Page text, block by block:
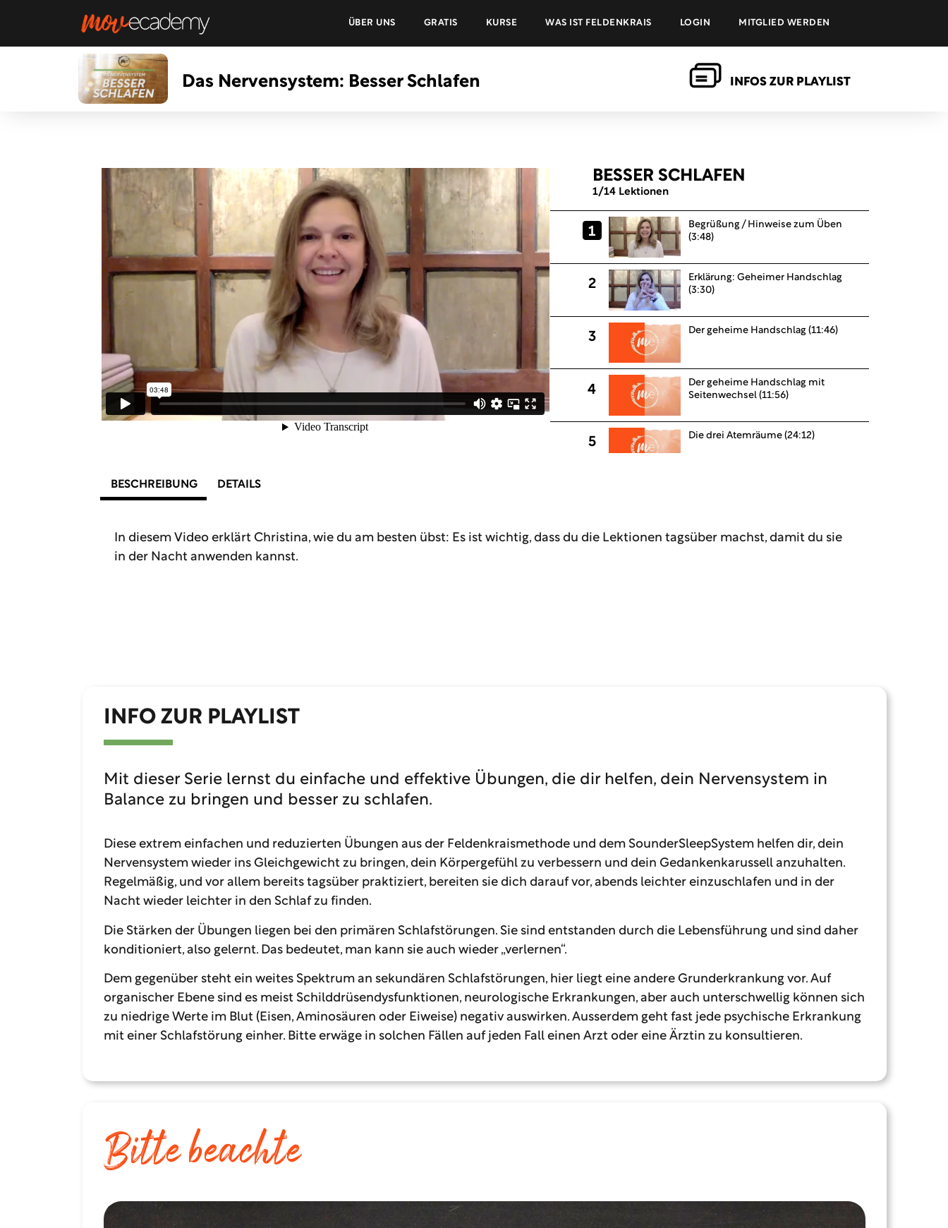
ÜBER UNS GRATIS KURSE WAS IST FELDENKRAIS LOGIN MITGLIED WERDEN
Das Nervensystem: Besser Schlafen INFOS ZUR PLAYLIST
BESSER SCHLAFEN
1/14 Lektionen
1
Begrüßung / Hinweise zum Üben
(3:48)
2
Erklärung: Geheimer Handschlag
(3:30)
3
Der geheime Handschlag (11:46)
4
Der geheime Handschlag mit
Seitenwechsel (11:56)
5
Die drei Atemräume (24:12)
Der 1-2-3-4-Rhythmus (16:48)
13
Die Zunge an der Wange (21:18)
BESCHREIBUNG DETAILS
In diesem Video erklärt Christina, wie du am besten übst: Es ist wichtig, dass du die Lektionen tagsüber machst, damit du sie
in der Nacht anwenden kannst.
INFO ZUR PLAYLIST
Mit dieser Serie lernst du einfache und effektive Übungen, die dir helfen, dein Nervensystem in
Balance zu bringen und besser zu schlafen.
Diese extrem einfachen und reduzierten Übungen aus der Feldenkraismethode und dem SounderSleepSystem helfen dir, dein
Nervensystem wieder ins Gleichgewicht zu bringen, dein Körpergefühl zu verbessern und dein Gedankenkarussell anzuhalten.
Regelmäßig, und vor allem bereits tagsüber praktiziert, bereiten sie dich darauf vor, abends leichter einzuschlafen und in der
Nacht wieder leichter in den Schlaf zu finden.
Die Stärken der Übungen liegen bei den primären Schlafstörungen. Sie sind entstanden durch die Lebensführung und sind daher
konditioniert, also gelernt. Das bedeutet, man kann sie auch wieder „verlernen“.
Dem gegenüber steht ein weites Spektrum an sekundären Schlafstörungen, hier liegt eine andere Grunderkrankung vor. Auf
organischer Ebene sind es meist Schilddrüsendysfunktionen, neurologische Erkrankungen, aber auch unterschwellig können sich
zu niedrige Werte im Blut (Eisen, Aminosäuren oder Eiweise) negativ auswirken. Ausserdem geht fast jede psychische Erkrankung
mit einer Schlafstörung einher. Bitte erwäge in solchen Fällen auf jeden Fall einen Arzt oder eine Ärztin zu konsultieren.
Bittebeachte